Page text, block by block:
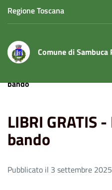
Regione Toscana
Comune di Sambuca
bando
LIBRI GRATIS
bando
Pubblicato il 3 settembre